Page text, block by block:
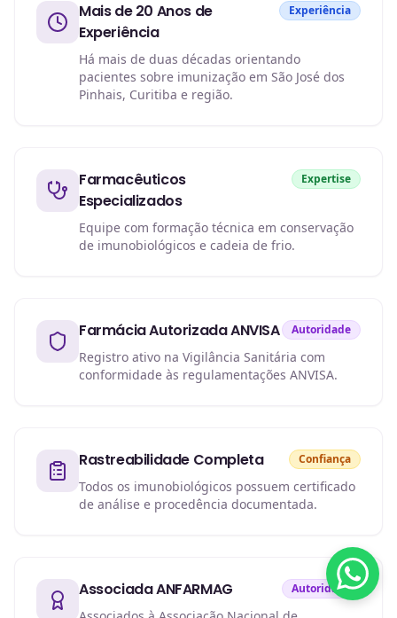
Mais de 20 Anos de
Experiência
Experiência
Há mais de duas décadas orientando
pacientes sobre imunização em São José dos
Pinhais, Curitiba e região.
Farmacêuticos
Especializados
Expertise
Equipe com formação técnica em conservação
de imunobiológicos e cadeia de frio.
Farmácia Autorizada ANVISA Autoridade
Registro ativo na Vigilância Sanitária com
conformidade às regulamentações ANVISA.
Rastreabilidade Completa Confiança
Todos os imunobiológicos possuem certificado
de análise e procedência documentada.
Associada ANFARMAG Autoridade